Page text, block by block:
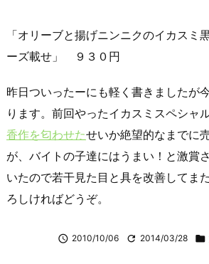
「オリーブと揚げニンニクのイカス
ーズ載せ」 ９３０円
昨日ついったーにも軽く書きましたが
ります。前回やったイカスミスペシャ
香作を匂わせたせいか絶望的なまでに
が、バイトの子達にはうまい！と激賞
いたので若干見た目と具を改善してま
ろしければどうぞ。
 2010/10/06  2014/03/28 